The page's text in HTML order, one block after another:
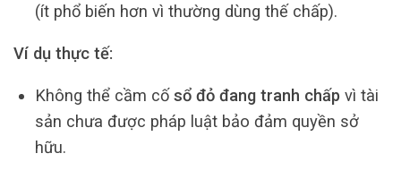
(ít phổ biến hơn vì thường dùng thế chấp).
Ví dụ thực tế:
Không thể cầm cố sổ đỏ đang tranh chấp vì tài
sản chưa được pháp luật bảo đảm quyền sở
hữu.